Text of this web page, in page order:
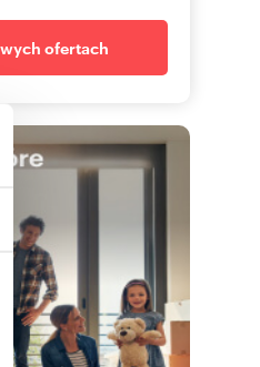
ofertach